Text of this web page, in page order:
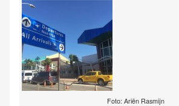
Foto: Ariën Rasmijn